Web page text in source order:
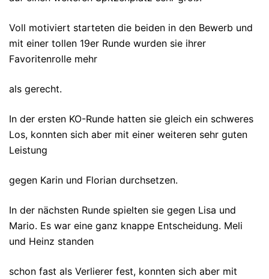
Voll motiviert starteten die beiden in den Bewerb und
mit einer tollen 19er Runde wurden sie ihrer
Favoritenrolle mehr
als gerecht.
In der ersten KO-Runde hatten sie gleich ein schweres
Los, konnten sich aber mit einer weiteren sehr guten
Leistung
gegen Karin und Florian durchsetzen.
In der nächsten Runde spielten sie gegen Lisa und
Mario. Es war eine ganz knappe Entscheidung. Meli
und Heinz standen
schon fast als Verlierer fest, konnten sich aber mit